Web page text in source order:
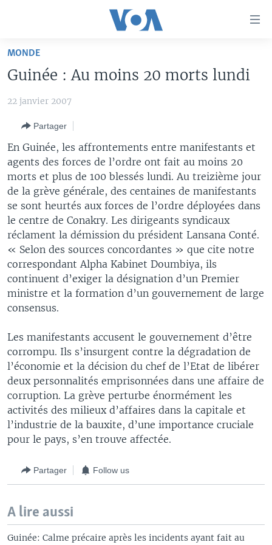
Retour
navigation
Retour
la
recherche
ÉTATS-UNIS
MONDE
SPORT
LE MONDE AUJOURD'HUI
VOA60 AFRIQUE
WASHINGTON FORUM
CORRESPONDANT VOA
FOCUS SAHEL
REPORTAGES
VOUS + NOUS
CARNET DE SANTÉ
RADIO
LE MONDE AUJOURD'HUI
À VOTRE AVIS
VOTRE SANTÉ VOTRE AVENIR
LE MONDE AU FÉMININ
L'AMÉRIQUE ET VOUS
DIALOGUE DES RELIGIONS
RM SHOW
AUTRES LANGUES
BAMBARA
FULFULDE
LINGALA
SANGO
Apprenez L'anglais
SUIVEZ-NOUS
Langues
MONDE
Guinée : Au moins 20 morts lundi
22 janvier 2007
Partager
En Guinée, les affrontements entre manifestants et
agents des forces de l’ordre ont fait au moins 20
morts et plus de 100 blessés lundi. Au treizième jour
de la grève générale, des centaines de manifestants
se sont heurtés aux forces de l’ordre déployées dans
le centre de Conakry. Les dirigeants syndicaux
réclament la démission du président Lansana Conté.
« Selon des sources concordantes » que cite notre
correspondant Alpha Kabinet Doumbiya, ils
continuent d’exiger la désignation d’un Premier
ministre et la formation d’un gouvernement de large
consensus.
Les manifestants accusent le gouvernement d’être
corrompu. Ils s’insurgent contre la dégradation de
l’économie et la décision du chef de l’Etat de libérer
deux personnalités emprisonnées dans une affaire de
corruption. La grève perturbe énormément les
activités des milieux d’affaires dans la capitale et
l’industrie de la bauxite, d’une importance cruciale
pour le pays, s’en trouve affectée.
Partager Follow us
A lire aussi
Guinée: Calme précaire après les incidents ayant fait au